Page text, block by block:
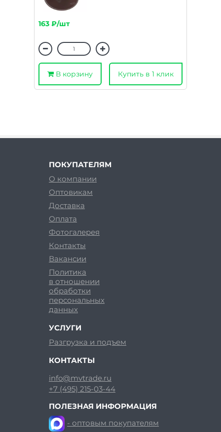
163 ₽/шт
В корзину Купить в 1 клик
ПОКУПАТЕЛЯМ
О компании
Оптовикам
Доставка
Оплата
Фотогалерея
Контакты
Вакансии
Политика
в отношении
обработки
персональных
данных
УСЛУГИ
Разгрузка и подъем
КОНТАКТЫ
info@mvtrade.ru
+7 (495) 215-03-44
ПОЛЕЗНАЯ ИНФОРМАЦИЯ
- оптовым покупателям